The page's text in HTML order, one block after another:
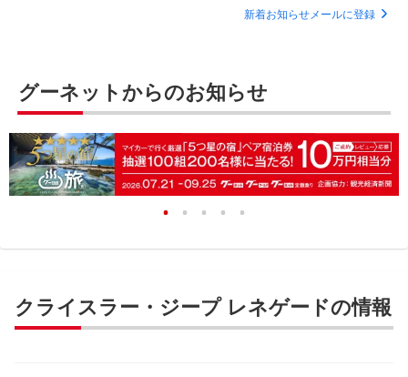
新着お知らせメールに登録
グーネットからのお知らせ
クライスラー・ジープ レネゲードの情報